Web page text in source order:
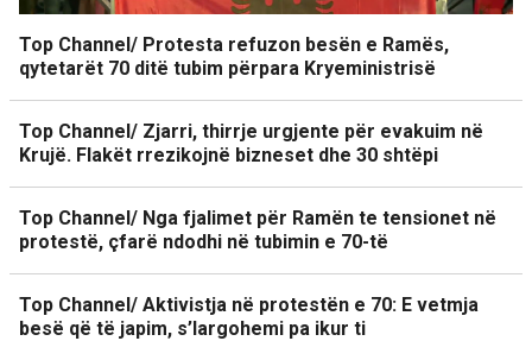
Top Channel/ Protesta refuzon besën e Ramës,
qytetarët 70 ditë tubim përpara Kryeministrisë
Top Channel/ Zjarri, thirrje urgjente për evakuim në
Krujë. Flakët rrezikojnë bizneset dhe 30 shtëpi
Top Channel/ Nga fjalimet për Ramën te tensionet në
protestë, çfarë ndodhi në tubimin e 70-të
Top Channel/ Aktivistja në protestën e 70: E vetmja
besë që të japim, s’largohemi pa ikur ti